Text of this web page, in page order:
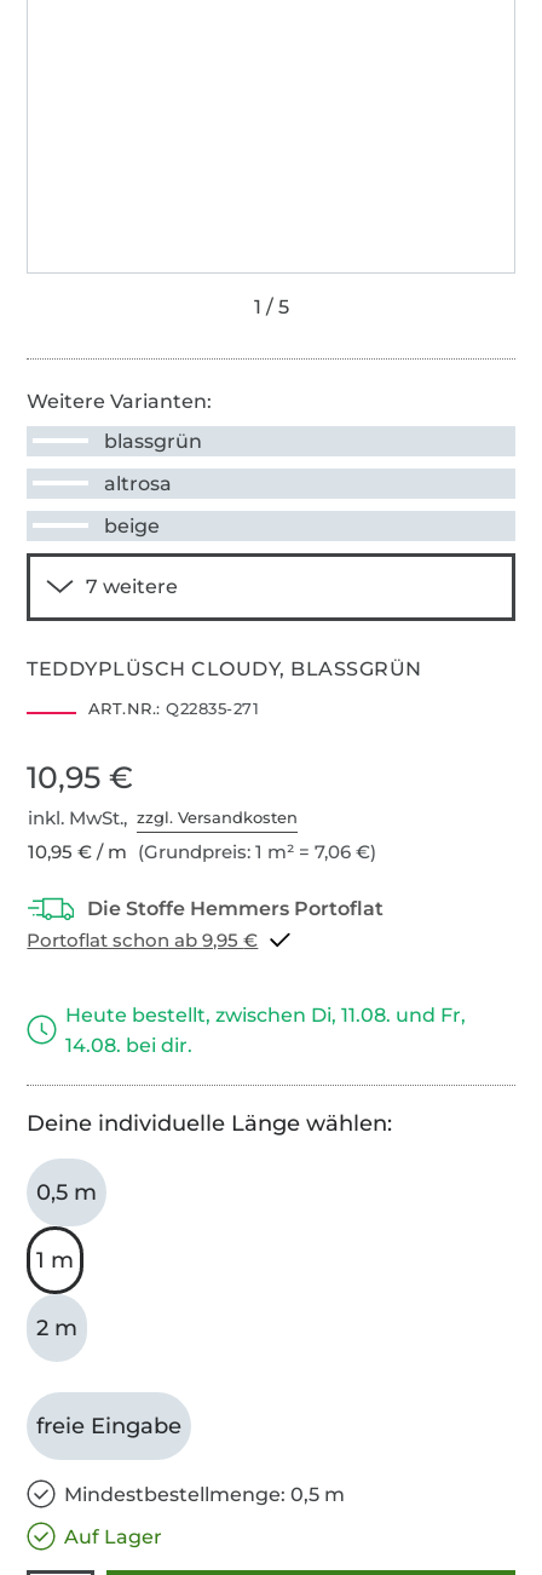
Weitere Varianten:
blassgrün
altrosa
beige
TEDDYPLÜSCH CLOUDY, BLASSGRÜN
ART.NR.: Q22835-271
10,95 €
inkl. MwSt.,zzgl. Versandkosten
10,95 € / m (Grundpreis: 1 m² = 7,06 €)
Portoflat schon ab 9,95 €
Heute bestellt, zwischen Di, 11.08. und Fr,
14.08. bei dir.
Deine individuelle Länge wählen:
0,5 m
1 m
2 m
freie Eingabe
Mindestbestellmenge: 0,5 m
Auf Lager